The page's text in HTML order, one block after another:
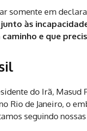
somente em
às
e que
do Irã,
Rio de Janeiro, o
seguindo